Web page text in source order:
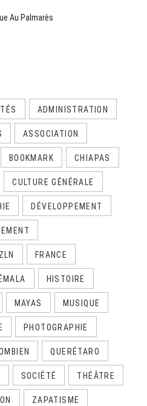
Au Palmarès
ADMINISTRATION
ASSOCIATION
BOOKMARK CHIAPAS
CULTURE GÉNÉRALE
DÉVELOPPEMENT
FRANCE
HISTOIRE
MAYAS MUSIQUE
PHOTOGRAPHIE
QUERÉTARO
SOCIÉTÉ THÉÂTRE
ZAPATISME